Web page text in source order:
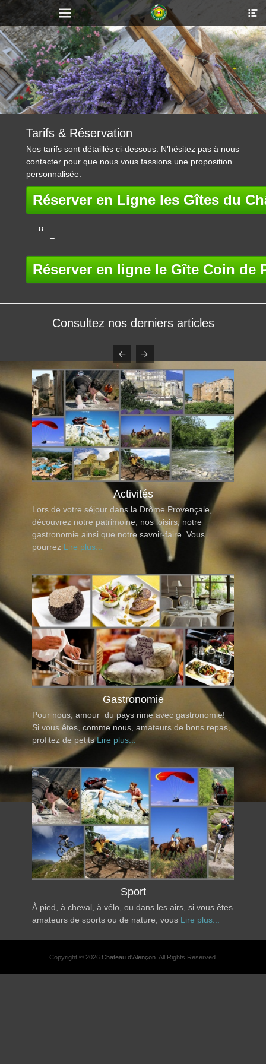
au
contenu
Menu principal
Tarifs & Réservation
Nos tarifs sont détaillés ci-dessous. N’hésitez pas à nous
contacter pour que nous vous fassions une proposition
personnalisée.
–
Consultez nos derniers articles
Activités
Lors de votre séjour dans la Drôme Provençale,
découvrez notre patrimoine, nos loisirs, notre
gastronomie ainsi que notre savoir-faire. Vous
pourrez Lire plus...
Gastronomie
Pour nous, amour du pays rime avec gastronomie!
Si vous êtes, comme nous, amateurs de bons repas,
profitez de petitsLire plus...
Sport
À pied, à cheval, à vélo, ou dans les airs, si vous êtes
amateurs de sports ou de nature, vous Lire plus...
Copyright © 2026 Chateau d'Alençon. All Rights Reserved.